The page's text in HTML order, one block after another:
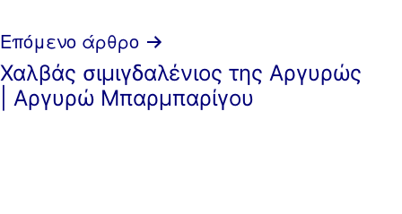
Επόμενο άρθρο
Χαλβάς σιμιγδαλένιος της Αργυρώς
| Αργυρώ Μπαρμπαρίγου